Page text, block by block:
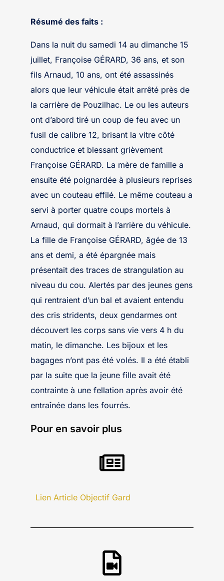
Résumé des faits :
Dans la nuit du samedi 14 au dimanche 15
juillet, Françoise GÉRARD, 36 ans, et son
fils Arnaud, 10 ans, ont été assassinés
alors que leur véhicule était arrêté près de
la carrière de Pouzilhac. Le ou les auteurs
ont d’abord tiré un coup de feu avec un
fusil de calibre 12, brisant la vitre côté
conductrice et blessant grièvement
Françoise GÉRARD. La mère de famille a
ensuite été poignardée à plusieurs reprises
avec un couteau effilé. Le même couteau a
servi à porter quatre coups mortels à
Arnaud, qui dormait à l’arrière du véhicule.
La fille de Françoise GÉRARD, âgée de 13
ans et demi, a été épargnée mais
présentait des traces de strangulation au
niveau du cou. Alertés par des jeunes gens
qui rentraient d’un bal et avaient entendu
des cris stridents, deux gendarmes ont
découvert les corps sans vie vers 4 h du
matin, le dimanche. Les bijoux et les
bagages n’ont pas été volés. Il a été établi
par la suite que la jeune fille avait été
contrainte à une fellation après avoir été
entraînée dans les fourrés.
Pour en savoir plus
Lien Article Objectif Gard